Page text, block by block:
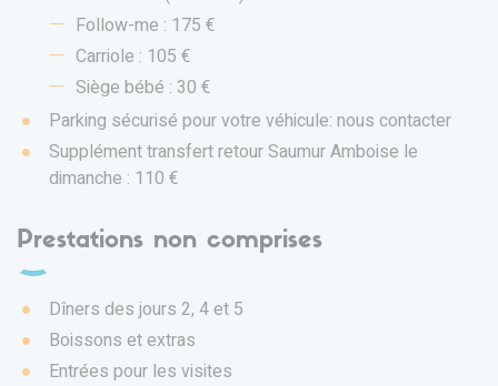
Follow-me : 175 €
Carriole : 105 €
Siège bébé : 30 €
Parking sécurisé pour votre véhicule: nous contacter
Supplément transfert retour Saumur Amboise le
dimanche : 110 €
Prestations non comprises
Dîners des jours 2, 4 et 5
Boissons et extras
Entrées pour les visites